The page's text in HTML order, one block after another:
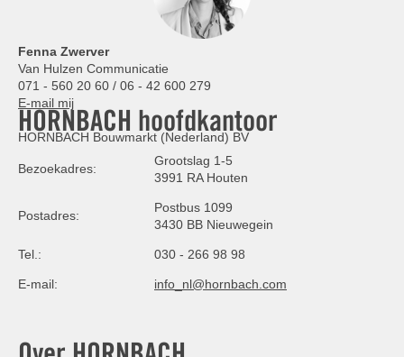
Fenna Zwerver
Van Hulzen Communicatie
071 - 560 20 60 / 06 - 42 600 279
E-mail mij
HORNBACH hoofdkantoor
HORNBACH Bouwmarkt (Nederland) BV
Bezoekadres:
Grootslag 1-5
3991 RA Houten
Postadres:
Postbus 1099
3430 BB Nieuwegein
Tel.: 030 - 266 98 98
E-mail: info_nl@hornbach.com